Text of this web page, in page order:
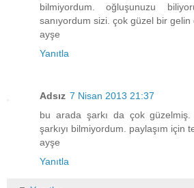
bilmiyordum. oğluşunuzu
sanıyordum sizi. çok güzel bir
ayşe
Yanıtla
Adsız 7 Nisan 2013 21:37
bu arada şarkı da çok
şarkıyı bilmiyordum. paylaşım için
ayşe
Yanıtla